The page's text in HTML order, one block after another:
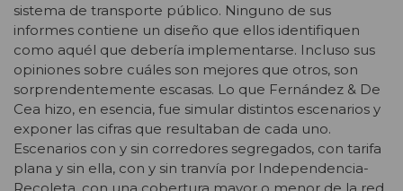
sistema de transporte público. Ninguno de sus
informes contiene un diseño que ellos identifiquen
como aquél que debería implementarse. Incluso sus
opiniones sobre cuáles son mejores que otros, son
sorprendentemente escasas. Lo que Fernández & De
Cea hizo, en esencia, fue simular distintos escenarios y
exponer las cifras que resultaban de cada uno.
Escenarios con y sin corredores segregados, con tarifa
plana y sin ella, con y sin tranvía por Independencia-